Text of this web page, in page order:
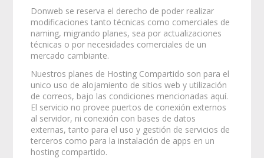
Donweb se reserva el derecho de poder realizar
modificaciones tanto técnicas como comerciales de
naming, migrando planes, sea por actualizaciones
técnicas o por necesidades comerciales de un
mercado cambiante.
Nuestros planes de Hosting Compartido son para el
unico uso de alojamiento de sitios web y utilización
de correos, bajo las condiciones mencionadas aquí.
El servicio no provee puertos de conexión externos
al servidor, ni conexión con bases de datos
externas, tanto para el uso y gestión de servicios de
terceros como para la instalación de apps en un
hosting compartido.